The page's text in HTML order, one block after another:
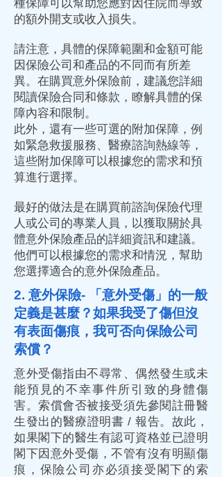
種保障可以幫助您應對因住院而導致
的額外開支或收入損失。
請注意，具體的保障範圍和金額可能
因保險公司和產品的不同而有所差
異。在購買意外保險前，建議您詳細
閱讀保險合同和條款，瞭解具體的保
障內容和限制。
此外，還有一些可選的附加保障，例
如緊急救援服務、醫療諮詢熱線等，
這些附加保障可以根據您的需求和預
算進行選擇。
最好的做法是在購買前諮詢保險代理
人或公司的專業人員，以獲取關於具
體意外保險產品的詳細資訊和建議。
他們可以根據您的需求和情況，幫助
您選擇適合的意外保險產品。
2. 意外保險- 「意外受傷」的一般
定義是甚麼？如果我受了傷但沒
有表面傷痕，我可否向保險公司
索償？
意外受傷指由不尋常、偶然發生或未
能預見的不幸事件所引致的身體傷
害。索償會否被接受須先參閱註冊醫
生發出的醫療證明書 / 報告。故此，
如果閣下的醫生有認可資格並已證明
閣下因意外受傷，不管有沒有明顯傷
痕，保險公司亦必須接受閣下的索